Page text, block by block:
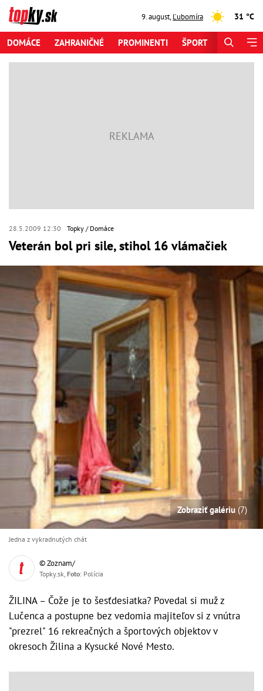
9. august,Ľubomíra 31 °C
DOMÁCE ZAHRANIČNÉ PROMINENTI ŠPORT
28.5.2009 12:30 Topky Domáce
Veterán bol pri sile, stihol 16 vlámačiek
Zobraziť galériu (7)
Jedna z vykradnutých chát
© Zoznam/
Topky.sk, Foto: Polícia
ŽILINA – Čože je to šesťdesiatka? Povedal si muž z
Lučenca a postupne bez vedomia majiteľov si z vnútra
"prezrel" 16 rekreačných a športových objektov v
okresoch Žilina a Kysucké Nové Mesto.